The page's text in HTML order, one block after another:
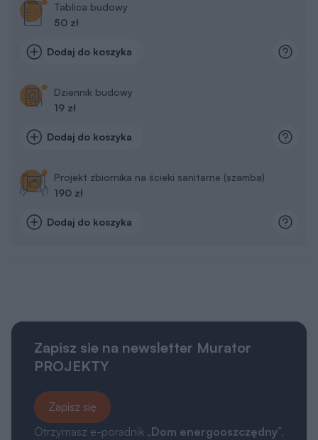
Tablica budowy
50 zł
Dodaj do koszyka
Dziennik budowy
19 zł
Dodaj do koszyka
Projekt zbiornika na ścieki sanitarne (szamba)
190 zł
Dodaj do koszyka
Zapisz sie na newsletter Murator
PROJEKTY
Zapisz się
Otrzymasz e-poradnik „Dom energooszczędny”,